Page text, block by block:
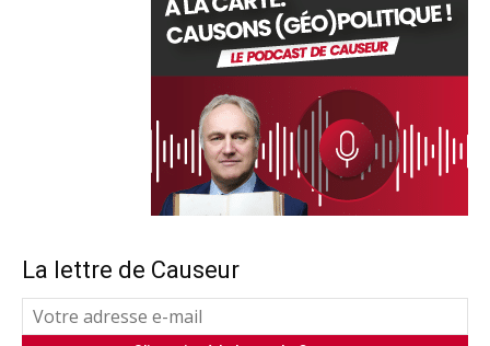
La lettre de Causeur